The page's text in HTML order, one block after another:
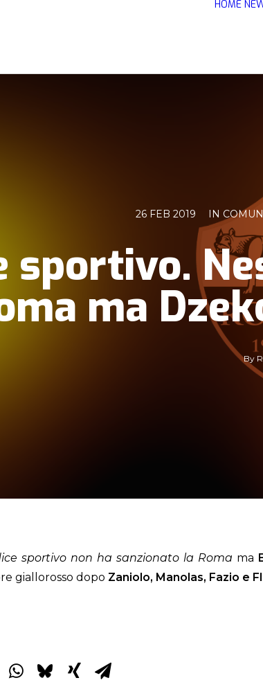
HOME
26 FEB 2019 IN
sportivo.
ma
By
sportivo non ha sanzionato la Roma ma
giallorosso dopo Zaniolo, Manolas, Fazio e